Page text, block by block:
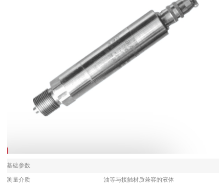
基础参数
测量介质 油等与接触材质兼容的液体